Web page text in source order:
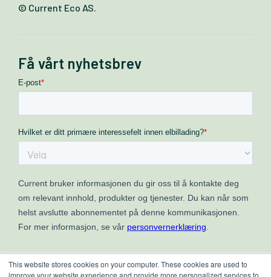
This website stores cookies on your computer. These cookies are used to
improve your website experience and provide more personalized services to
© Current Eco AS.
Få vårt nyhetsbrev